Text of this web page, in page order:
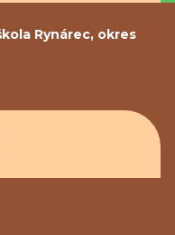
Rynárec, okres